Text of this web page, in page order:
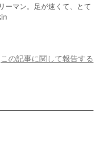
ーマン。足が速くて、とて
この記事に関して報告する